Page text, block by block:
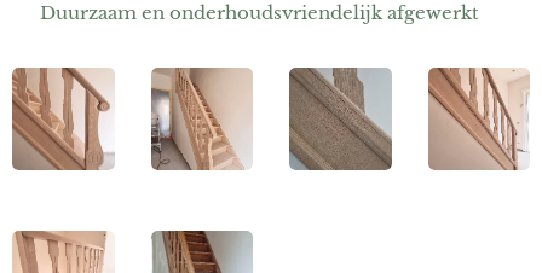
🔹 Duurzaam en onderhoudsvriendelijk afgewerkt